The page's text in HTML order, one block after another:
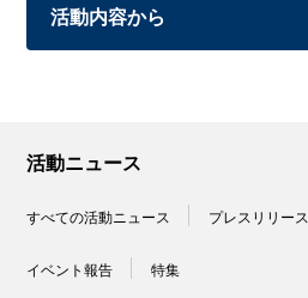
活動ニュース
すべての活動ニュース プレスリリース
イベント報告 特集